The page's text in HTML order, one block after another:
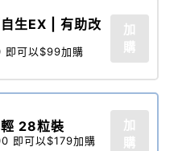
生EX | 有助改
可以$99加購
加
購
28粒裝​
即可以$179加購
加
購